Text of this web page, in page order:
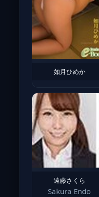
如月ひめか
遠藤さくら
Sakura Endo